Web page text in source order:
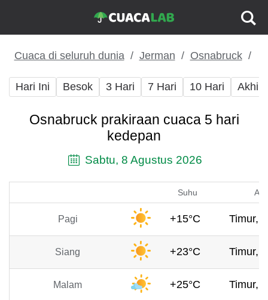
Cuaca di seluruh dunia Jerman Osnabruck
Hari Ini Besok 3 Hari 7 Hari 10 Hari Akhir
Osnabruck prakiraan cuaca 5 hari
kedepan
Sabtu, 8 Agustus 2026
Suhu
Pagi +15°C Timur,
Siang +23°C Timur,
Malam +25°C Timur,